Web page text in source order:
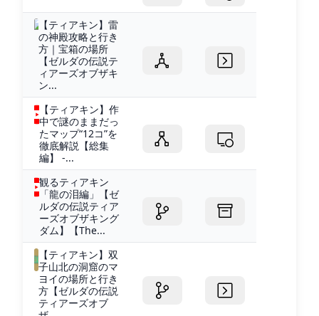
【ティアキン】雷
の神殿攻略と行き
方｜宝箱の場所
【ゼルダの伝説テ
ィアーズオブザキ
ン...
【ティアキン】作
中で謎のままだっ
たマップ“12コ”を
徹底解説【総集
編】 -...
観るティアキン
「龍の泪編」【ゼ
ルダの伝説ティア
ーズオブザキング
ダム】【The...
【ティアキン】双
子山北の洞窟のマ
ヨイの場所と行き
方【ゼルダの伝説
ティアーズオブ